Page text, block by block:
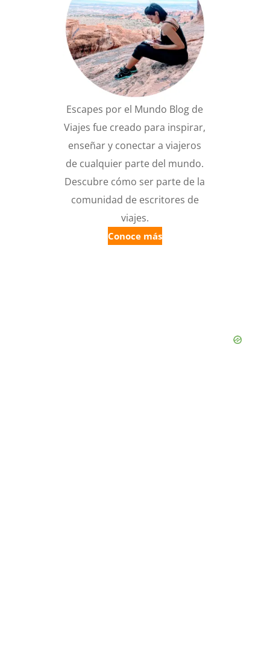
Escapes por el Mundo Blog de
Viajes fue creado para inspirar,
enseñar y conectar a viajeros
de cualquier parte del mundo.
Descubre cómo ser parte de la
comunidad de escritores de
viajes.
Conoce más